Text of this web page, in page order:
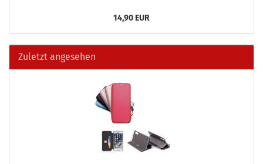
14,90 EUR
Zuletzt angesehen